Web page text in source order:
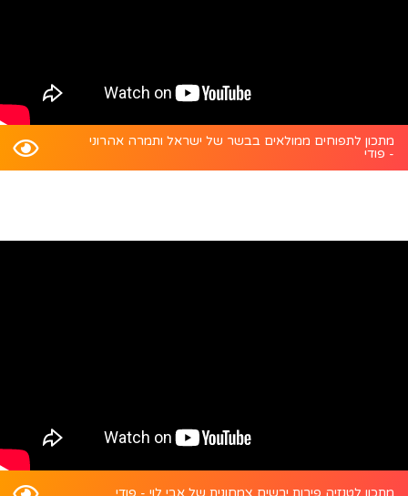
מתכון לתפוחים ממולאים בבשר של ישראל ותמרה אהרוני
- פודי